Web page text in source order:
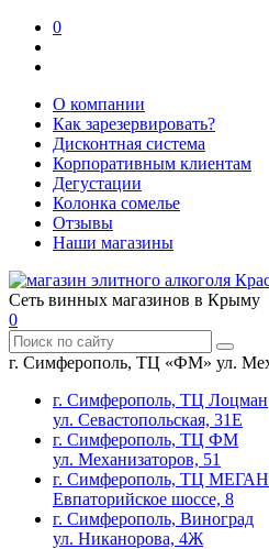
0
О компании
Как зарезервировать?
Дисконтная система
Корпоративным клиентам
Дегустации
Колонка сомелье
Отзывы
Наши магазины
Сеть винных магазинов в Крыму
0
г. Симферополь, ТЦ «ФМ» ул.
г. Симферополь, ТЦ Лоцман
ул. Севастопольская, 31Е
г. Симферополь, ТЦ ФМ
ул. Механизаторов, 51
г. Симферополь, ТЦ
Евпаторийское шоссе, 8
г. Симферополь, Виноград
ул. Никанорова, 4Ж